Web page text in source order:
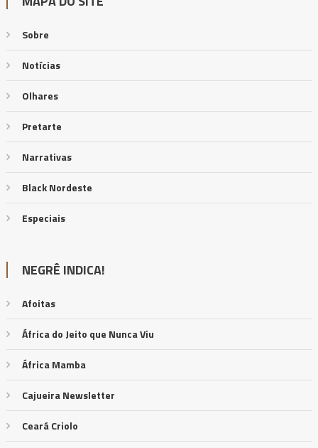
Sobre
Notícias
Olhares
Pretarte
Narrativas
Black Nordeste
Especiais
NEGRÊ INDICA!
Afoitas
África do Jeito que Nunca Viu
África Mamba
Cajueira Newsletter
Ceará Criolo